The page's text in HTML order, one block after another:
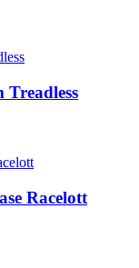
Racelott